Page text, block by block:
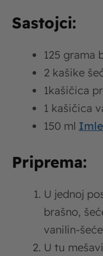
Sastojci:
125 grama
2 kašike
1kašičica
1 kašičica
150 ml
Priprema:
U jednoj
brašno,
vanilin-
U tu